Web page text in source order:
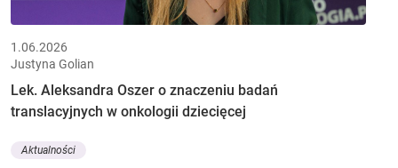
1.06.2026
Justyna Golian
Lek. Aleksandra Oszer o znaczeniu badań
translacyjnych w onkologii dziecięcej
Aktualności